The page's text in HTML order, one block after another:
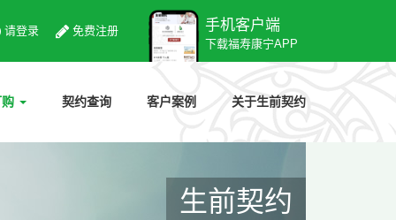
请登录 免费注册 手机客户端
下载福寿康宁APP
契约查询 客户案例 关于生前契约
生前契约